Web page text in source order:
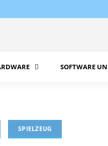
SOFTWARE
SPIELZEUG